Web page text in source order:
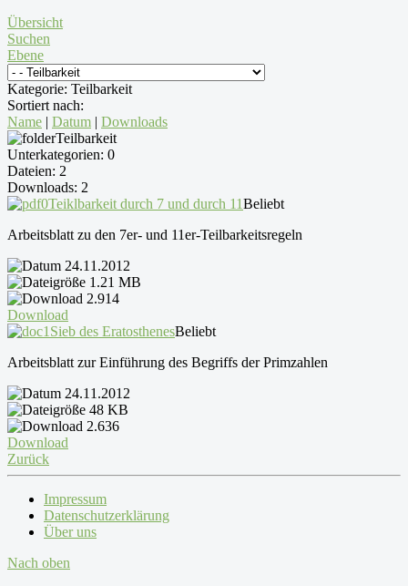
Übersicht
Suchen
Ebene
Kategorie: Teilbarkeit
Sortiert nach:
Name | Datum | Downloads
Teilbarkeit
Unterkategorien: 0
Dateien: 2
Downloads: 2
Teiklbarkeit durch 7 und durch 11Beliebt
Arbeitsblatt zu den 7er- und 11er-Teilbarkeitsregeln
24.11.2012
1.21 MB
2.914
Download
Sieb des EratosthenesBeliebt
Arbeitsblatt zur Einführung des Begriffs der Primzahlen
24.11.2012
48 KB
2.636
Download
Zurück
Impressum
Datenschutzerklärung
Über uns
Nach oben